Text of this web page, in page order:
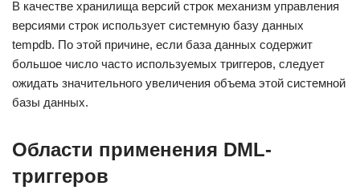
В качестве хранилища версий строк механизм управления
версиями строк использует системную базу данных
tempdb. По этой причине, если база данных содержит
большое число часто используемых триггеров, следует
ожидать значительного увеличения объема этой системной
базы данных.
Области применения DML-
триггеров